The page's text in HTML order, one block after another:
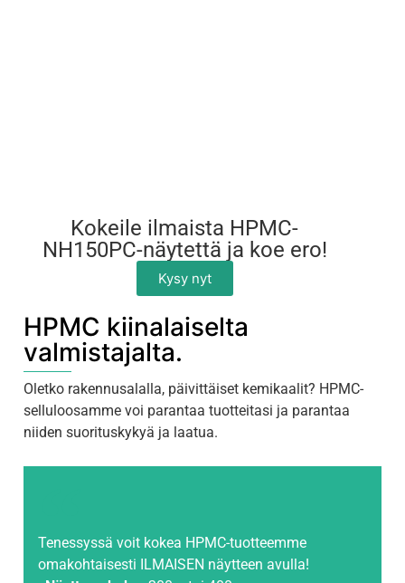
Kokeile ilmaista HPMC-
NH150PC-näytettä ja koe ero!
Kysy nyt
HPMC kiinalaiselta
valmistajalta.
Oletko rakennusalalla, päivittäiset kemikaalit? HPMC-
selluloosamme voi parantaa tuotteitasi ja parantaa
niiden suorituskykyä ja laatua.
Tenessyssä voit kokea HPMC-tuotteemme
omakohtaisesti ILMAISEN näytteen avulla!